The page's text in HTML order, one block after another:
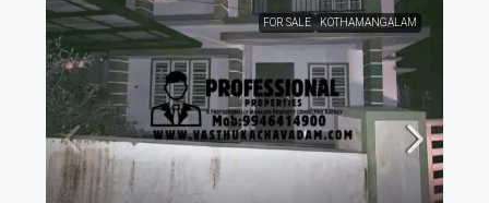
FOR SALE KOTHAMANGALAM